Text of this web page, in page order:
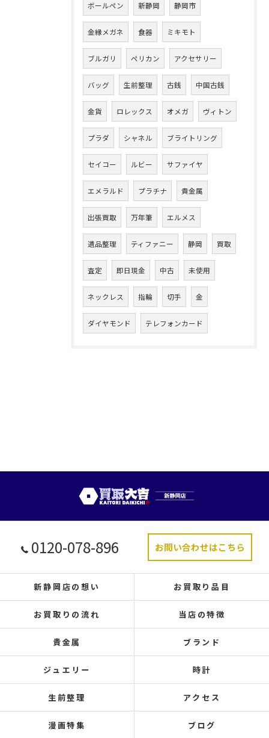
ボールペン 新静岡 静岡市
金縁メガネ 食器 ミキモト
ブルガリ ペリカン アクセサリー
バッグ 生前整理 古銭 中国古銭
金貨 ロレックス オメガ ヴィトン
プラダ シャネル ブライトリング
セイコー ルビー サファイヤ
エメラルド プラチナ 貴金属
出張買取 万年筆 エルメス
遺品整理 ティファニー 静岡 買取
査定 即日現金 中古 未使用
ネックレス 指輪 切手 金
ダイヤモンド テレフォンカード
0120-078-896 お問い合わせはこちら
新静岡店の想い お買取り品目
お買取りの流れ 当店の特徴
貴金属 ブランド
ジュエリー 時計
生前整理 アクセス
漫画特集 ブログ